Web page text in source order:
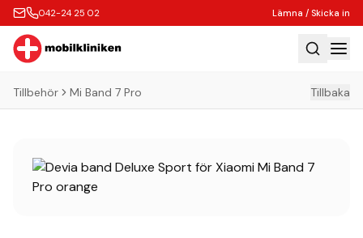
042-24 25 02 Lämna / Skicka in
Hem
Köp
Tillbehör
Tillbehör Mi Band 7 Pro Tillbaka